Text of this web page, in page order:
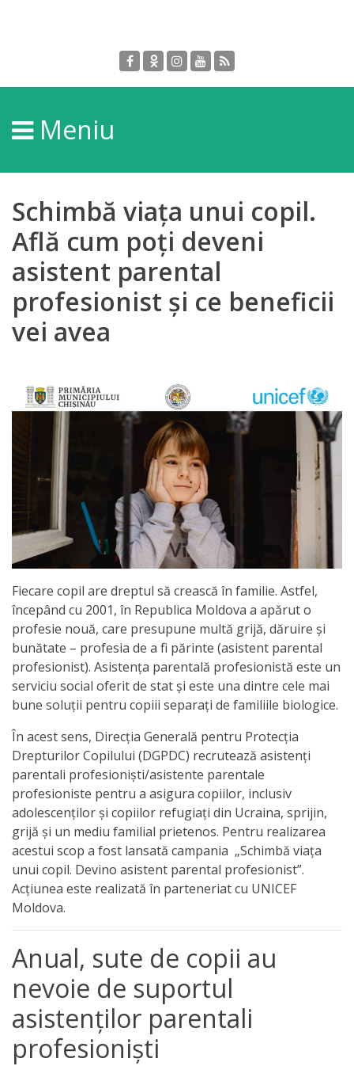
DGPDC
Informații
despre
DGPDC
Subdiviziuni/Servicii
Structura
Strategia
audienței
Managementul
instituției
Planuri
de
activitate
Parteneriate
Proiecte
Rapoarte
de
activitate
Transparență
Achiziții
publice
Invitații
de
participare
Planuri
de
achiziții
Meniu
Schimbă viața unui copil.
Află cum poți deveni
asistent parental
profesionist și ce beneficii
vei avea
Fiecare copil are dreptul să crească în familie. Astfel,
începând cu 2001, în Republica Moldova a apărut o
profesie nouă, care presupune multă grijă, dăruire și
bunătate – profesia de a fi părinte (asistent parental
profesionist). Asistența parentală profesionistă este un
serviciu social oferit de stat și este una dintre cele mai
bune soluţii pentru copiii separaţi de familiile biologice.
În acest sens, Direcția Generală pentru Protecția
Drepturilor Copilului (DGPDC) recrutează asistenți
parentali profesioniști/asistente parentale
profesioniste pentru a asigura copiilor, inclusiv
adolescenților și copiilor refugiați din Ucraina, sprijin,
grijă și un mediu familial prietenos. Pentru realizarea
acestui scop a fost lansată campania „Schimbă viața
unui copil. Devino asistent parental profesionist”.
Acțiunea este realizată în parteneriat cu UNICEF
Moldova.
Anual, sute de copii au
nevoie de suportul
asistenților parentali
profesioniști